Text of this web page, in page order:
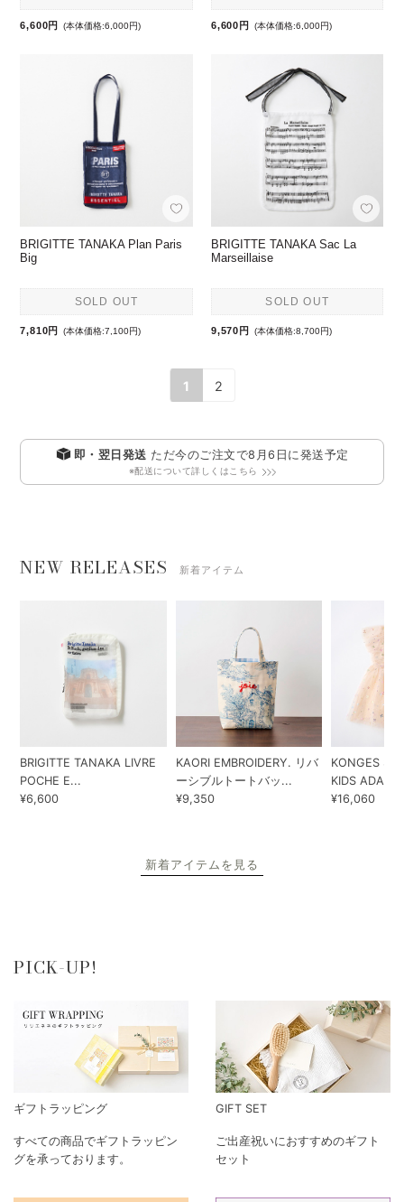
6,600円 (本体価格:6,000円) 6,600円 (本体価格:6,000円)
BRIGITTE TANAKA Plan Paris
Big
SOLD OUT
7,810円 (本体価格:7,100円)
BRIGITTE TANAKA Sac La
Marseillaise
SOLD OUT
9,570円 (本体価格:8,700円)
1 2
即・翌日発送 ただ今のご注文で8月6日 に発送予定
※配送について詳しくはこちら
NEW RELEASES 新着アイテム
BRIGITTE TANAKA LIVRE
POCHE E...
¥6,600
KAORI EMBROIDERY. リバ
ーシブルトートバッ...
¥9,350
KONGES
KIDS ADA...
¥16,060
新着アイテムを見る
PICK-UP!
ギフトラッピング
すべての商品でギフトラッピン
グを承っております。
GIFT SET
ご出産祝いにおすすめのギフト
セット